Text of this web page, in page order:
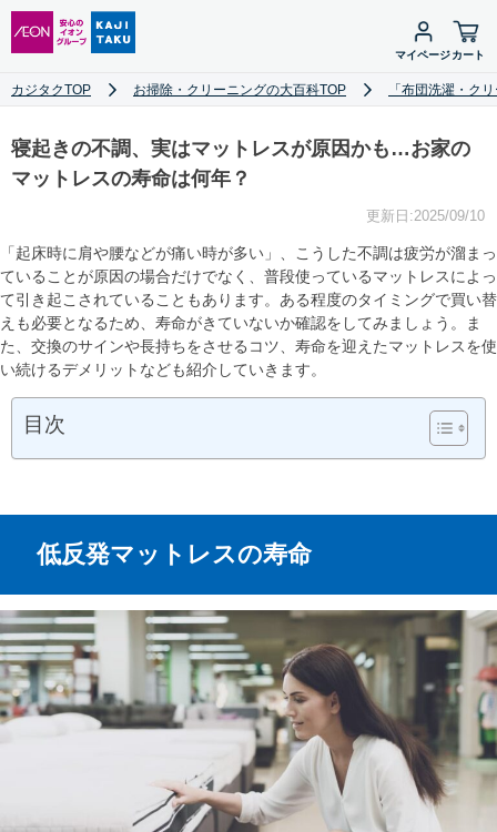
マイページカート
カジタクTOP お掃除・クリーニングの大百科TOP 「布団洗濯・ク
寝起きの不調、実はマットレスが原因かも…お家の
マットレスの寿命は何年？
更新日:2025/09/10
「起床時に肩や腰などが痛い時が多い」、こうした不調は疲労が溜まっ
ていることが原因の場合だけでなく、普段使っているマットレスによっ
て引き起こされていることもあります。ある程度のタイミングで買い替
えも必要となるため、寿命がきていないか確認をしてみましょう。ま
た、交換のサインや長持ちをさせるコツ、寿命を迎えたマットレスを使
い続けるデメリットなども紹介していきます。
目次
低反発マットレスの寿命